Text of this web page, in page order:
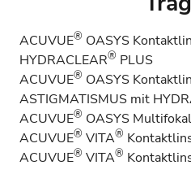
ACUVUE® OASYS
HYDRACLEAR® PLUS
ACUVUE® OASYS
ASTIGMATISMUS mit
ACUVUE® OASYS Multifokal
ACUVUE® VITA®
ACUVUE® VITA®